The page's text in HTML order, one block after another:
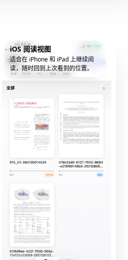
iOS 阅读视图
适合在 iPhone 和 iPad 上继续阅
读，随时回到上次看到的位置。